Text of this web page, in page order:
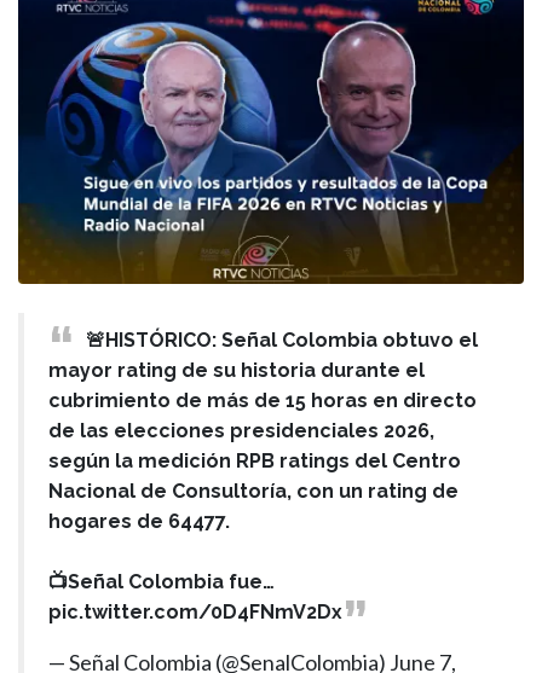
🚨HISTÓRICO: Señal Colombia obtuvo el
mayor rating de su historia durante el
cubrimiento de más de 15 horas en directo
de las elecciones presidenciales 2026,
según la medición RPB ratings del Centro
Nacional de Consultoría, con un rating de
hogares de 64477.
📺Señal Colombia fue…
pic.twitter.com/0D4FNmV2Dx
— Señal Colombia (@SenalColombia) June 7,